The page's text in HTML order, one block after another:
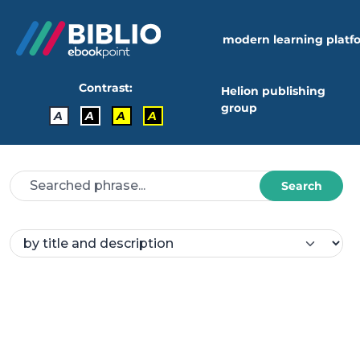
modern learning
Contrast:
A
A A A
Helion publishing
group
Search